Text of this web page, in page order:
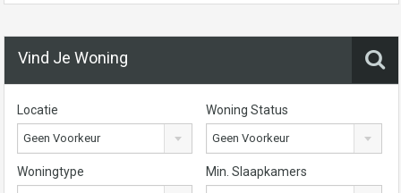
Vind Je Woning
Locatie
Geen Voorkeur
Woning Status
Geen Voorkeur
Woningtype Min. Slaapkamers